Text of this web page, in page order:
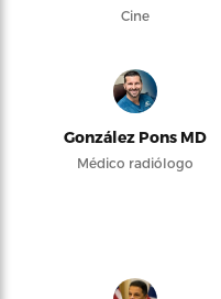
Cine
González Pons MD
Médico radiólogo